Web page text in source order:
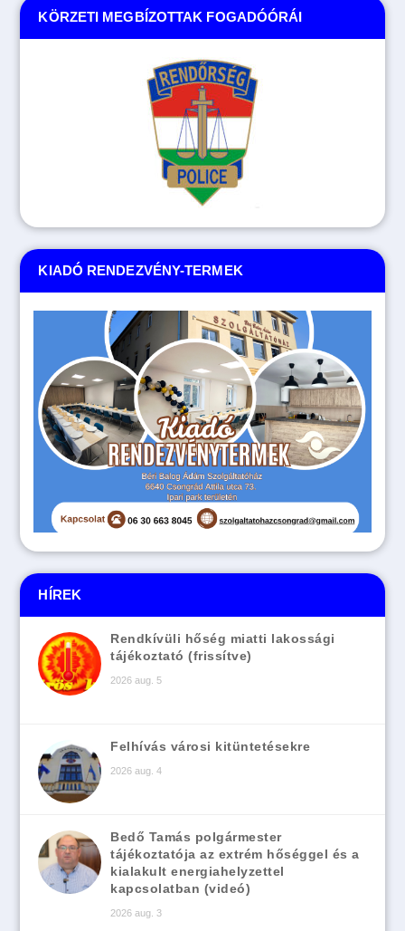
HÍREK
Rendkívüli hőség miatti lakossági
tájékoztató (frissítve)
2026 aug. 5
Felhívás városi kitüntetésekre
2026 aug. 4
Bedő Tamás polgármester
tájékoztatója az extrém hőséggel és a
kialakult energiahelyzettel
kapcsolatban (videó)
2026 aug. 3
KIADÓ RENDEZVÉNY-TERMEK
KÖRZETI MEGBÍZOTTAK FOGADÓÓRÁI